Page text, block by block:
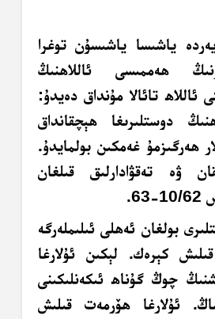
ياشىسا ياشىسۇن توغرا
ھەممىسى ئاللاھنىڭ
ئاللاھ تائالا مۇنداق دەيدۇ:
دوستلىرىغا ھېچقانداق
ھەرگىزمۇ غەمكىن بولمايدۇ.
ۋە تەقۋادارلىق قىلغان
بولغان ئەھلى ئىلىملەرگە
كېرەك. لېكىن ئۇلارغا
چوڭ گۇناھ ئىكەنلىكىنى
ئۇلارغا ھۆرمەت قىلىش